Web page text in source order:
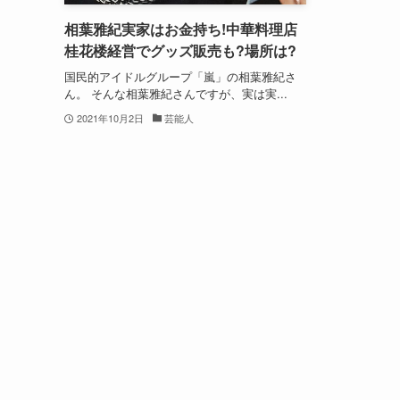
相葉雅紀実家はお金持ち!中華料理店
桂花楼経営でグッズ販売も?場所は?
国民的アイドルグループ「嵐」の相葉雅紀さ
ん。 そんな相葉雅紀さんですが、実は実...
2021年10月2日 芸能人